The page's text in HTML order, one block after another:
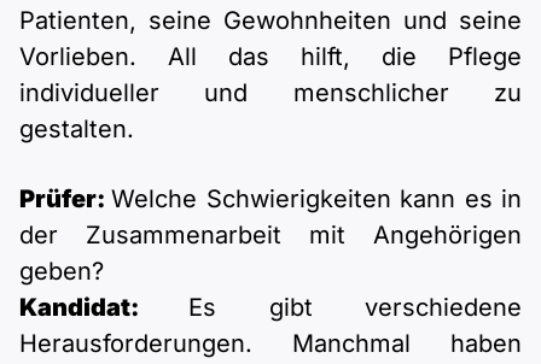
Patienten, seine Gewohnheiten und seine
Vorlieben. All das hilft, die Pflege
individueller und menschlicher zu
gestalten.
Prüfer:Welche Schwierigkeiten kann es in
der Zusammenarbeit mit Angehörigen
geben?
Kandidat: Es gibt verschiedene
Herausforderungen. Manchmal haben